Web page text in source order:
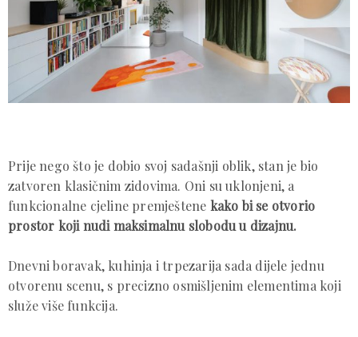
Prije nego što je dobio svoj sadašnji oblik, stan je bio
zatvoren klasičnim zidovima. Oni su uklonjeni, a
funkcionalne cjeline premještene kako bi se otvorio
prostor koji nudi maksimalnu slobodu u dizajnu.
Dnevni boravak, kuhinja i trpezarija sada dijele jednu
otvorenu scenu, s precizno osmišljenim elementima koji
služe više funkcija.